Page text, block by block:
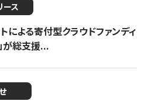
ース
による寄付型クラウドファンディ
が総支援...